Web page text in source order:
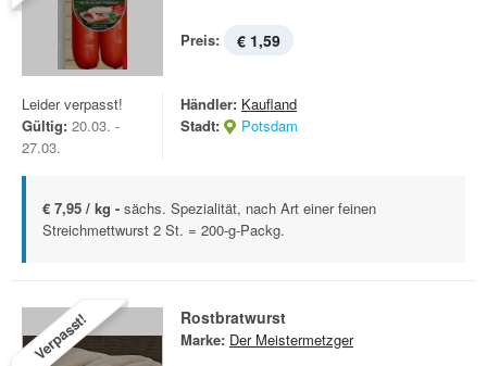
Preis: € 1,59
Leider verpasst!
Gültig: 20.03. -
27.03.
Händler: Kaufland
Stadt:
Potsdam
€ 7,95 / kg - sächs. Spezialität, nach Art einer feinen
Streichmettwurst 2 St. = 200-g-Packg.
Verpasst! Rostbratwurst
Marke: Der Meistermetzger